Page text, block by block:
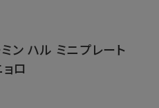
ン ハル ミニプレート
ロ